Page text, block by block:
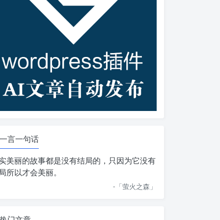
一言一句话
美丽的故事都是没有结局的，只因为它没有
所以才会美丽。
-「萤火之森 」